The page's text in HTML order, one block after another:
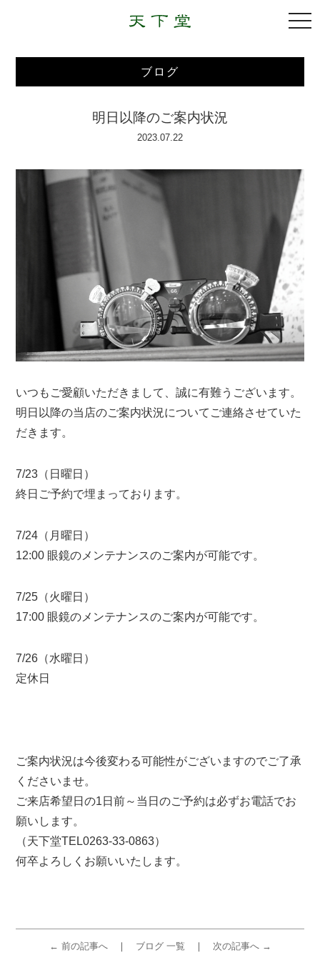
ブログ
明日以降のご案内状況
2023.07.22
いつもご愛顧いただきまして、誠に有難うございます。
明日以降の当店のご案内状況についてご連絡させていた
だきます。
7/23（日曜日）
終日ご予約で埋まっております。
7/24（月曜日）
12:00 眼鏡のメンテナンスのご案内が可能です。
7/25（火曜日）
17:00 眼鏡のメンテナンスのご案内が可能です。
7/26（水曜日）
定休日
ご案内状況は今後変わる可能性がございますのでご了承
くださいませ。
ご来店希望日の1日前～当日のご予約は必ずお電話でお
願いします。
（天下堂TEL0263-33-0863）
何卒よろしくお願いいたします。
← 前の記事へ ブログ 一覧 次の記事へ →